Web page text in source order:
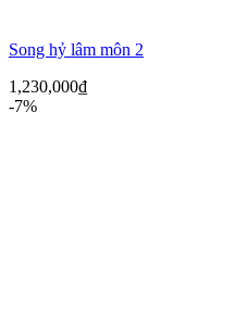
Song hỷ lâm môn 2
1,230,000₫
-7%